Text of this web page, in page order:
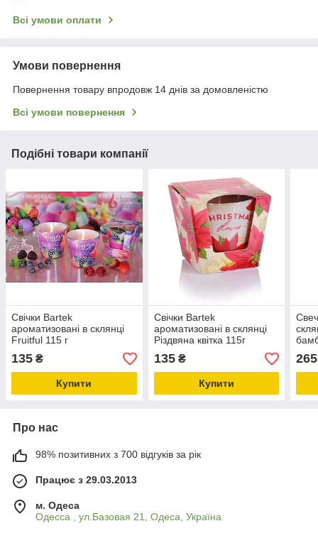
Всі умови оплати
Умови повернення
Повернення товару впродовж 14 днів за домовленістю
Всі умови повернення
Подібні товари компанії
Свічки Bartek
ароматизовані в склянці
Fruitful 115 г
135 ₴
Купити
Свічки Bartek
ароматизовані в склянці
Різдвяна квітка 115г
135₴
Купити
265
Про нас
98% позитивних з 700 відгуків за рік
Працює з 29.03.2013
м. Одеса
Одесса , ул.Базовая 21, Одеса, Україна